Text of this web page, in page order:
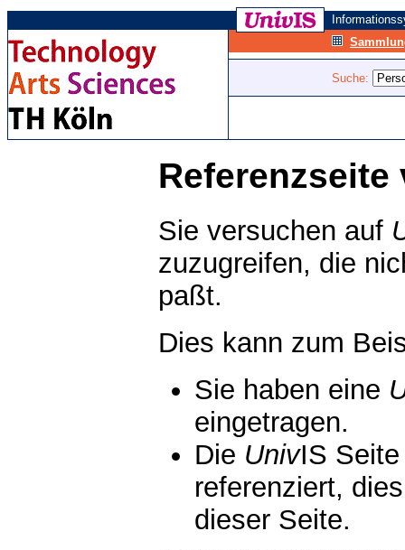
Suche:
Referenzseite
Sie versuchen auf
zuzugreifen, die
paßt.
Dies kann zum
Sie haben eine
eingetragen.
Die UnivIS
referenziert,
dieser Seite.